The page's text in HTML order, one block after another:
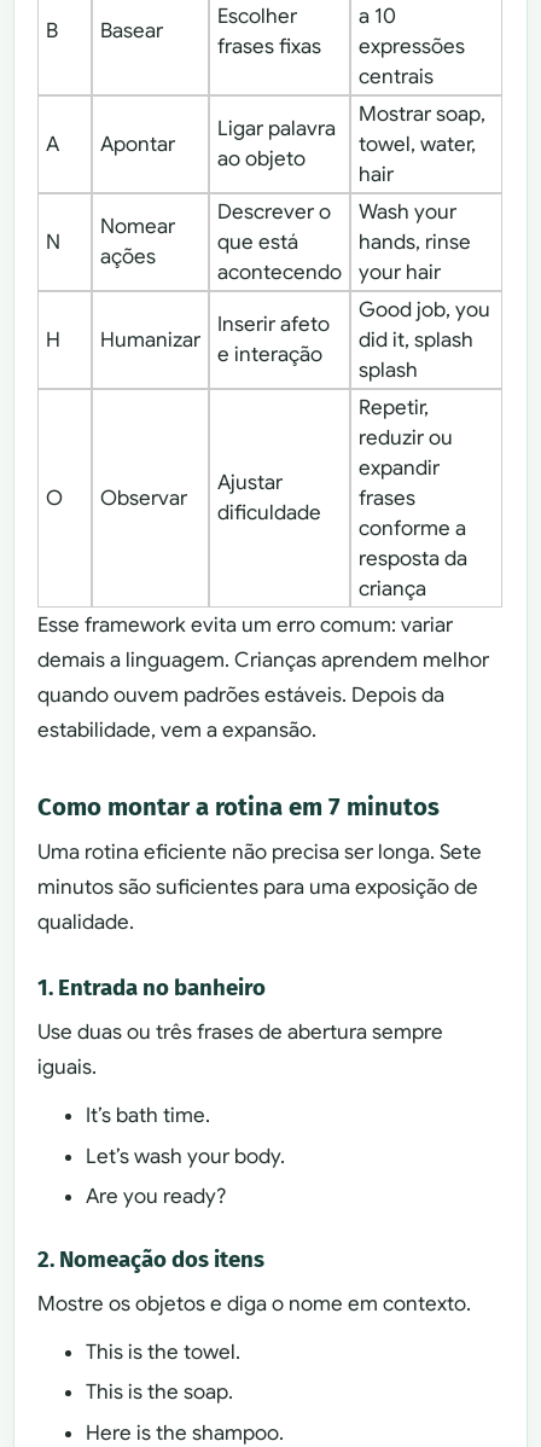
B Basear
Escolher
frases fixas
a 10
expressões
centrais
A Apontar
Ligar palavra
ao objeto
Mostrar soap,
towel, water,
hair
N
Nomear
ações
Descrever o
que está
acontecendo
Wash your
hands, rinse
your hair
H Humanizar
Inserir afeto
e interação
Good job, you
did it, splash
splash
O Observar
Ajustar
dificuldade
Repetir,
reduzir ou
expandir
frases
conforme a
resposta da
criança
Esse framework evita um erro comum: variar
demais a linguagem. Crianças aprendem melhor
quando ouvem padrões estáveis. Depois da
estabilidade, vem a expansão.
Como montar a rotina em 7 minutos
Uma rotina eficiente não precisa ser longa. Sete
minutos são suficientes para uma exposição de
qualidade.
1. Entrada no banheiro
Use duas ou três frases de abertura sempre
iguais.
It’s bath time.
Let’s wash your body.
Are you ready?
2. Nomeação dos itens
Mostre os objetos e diga o nome em contexto.
This is the towel.
This is the soap.
Here is the shampoo.